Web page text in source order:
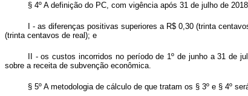
§ 4º A definição do PC, com vigência após 31 de julho de
I - as diferenças positivas superiores a R$ 0,30 (trinta
(trinta centavos de real); e
II - os custos incorridos no período de 1º de junho a 31 de
sobre a receita de subvenção econômica.
§ 5º A metodologia de cálculo de que tratam os § 3º e § 4º